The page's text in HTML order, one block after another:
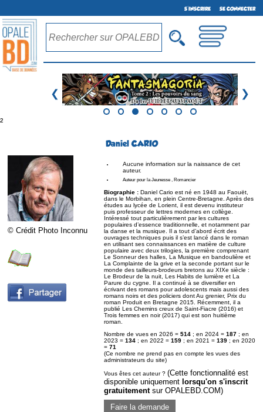
S'INSCRIRE SE CONNECTER
❮ ❯
²
Daniel CARIO
© Crédit Photo Inconnu
Aucune information sur la naissance de cet
auteur.
Auteur pour la Jeunesse , Romancier
Biographie : Daniel Cario est né en 1948 au Faouët,
dans le Morbihan, en plein Centre-Bretagne. Après des
études au lycée de Lorient, il est devenu instituteur
puis professeur de lettres modernes en collège.
Intéressé tout particulièrement par les cultures
populaires d’essence traditionnelle, et notamment par
la danse et la musique. Il a tout d’abord écrit des
ouvrages techniques puis il s’est lancé dans le roman
en utilisant ses connaissances en matière de culture
populaire avec deux trilogies, la première comprenant
Le Sonneur des halles, La Musique en bandoulière et
La Complainte de la grive et la seconde portant sur le
monde des tailleurs-brodeurs bretons au XIXe siècle :
Le Brodeur de la nuit, Les Habits de lumière et La
Parure du cygne. Il a continué à se diversifier en
écrivant des romans pour adolescents mais aussi des
romans noirs et des policiers dont Au grenier, Prix du
roman Produit en Bretagne 2015. Récemment, il a
publié Les Chemins creux de Saint-Fiacre (2016) et
Trois femmes en noir (2017) qui est son huitième
roman.
Nombre de vues en 2026 = 514 ; en 2024 = 187 ; en
2023 = 134 ; en 2022 = 159 ; en 2021 = 139 ; en 2020
= 71
(Ce nombre ne prend pas en compte les vues des
administrateurs du site)
Vous êtes cet auteur ? (Cette fonctionnalité est
disponible uniquement lorsqu'on s'inscrit
gratuitementsur OPALEBD.COM)
Faire la demande